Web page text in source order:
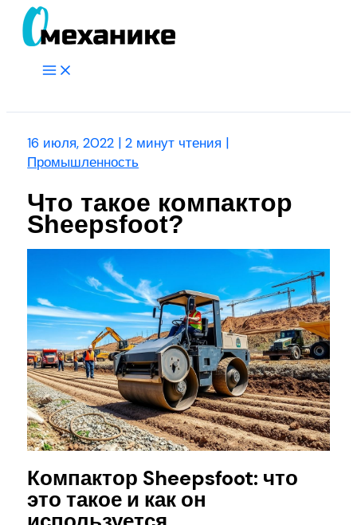
Перейти
Main
16 июля, 2022 |2 минут чтения |
Промышленность
Что такое компактор
Sheepsfoot?
Компактор Sheepsfoot: что
это такое и как он